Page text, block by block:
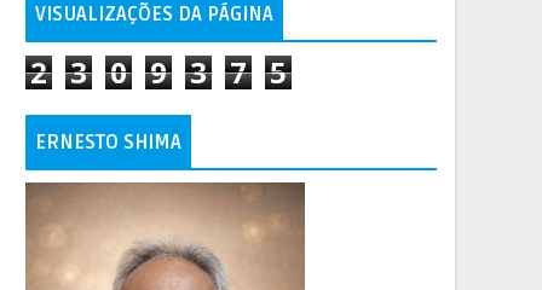
VISUALIZAÇÕES DA PÁGINA
2 3 0 9 3 7 5
ERNESTO SHIMA